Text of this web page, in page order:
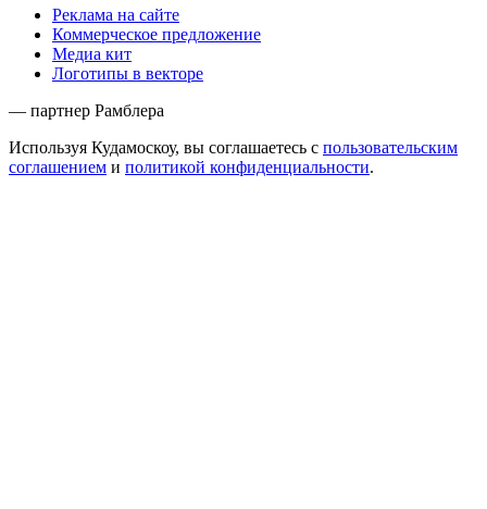
Реклама на сайте
Коммерческое предложение
Медиа кит
Логотипы в векторе
— партнер Рамблера
Используя Кудамоскоу, вы соглашаетесь с пользовательским
соглашением и политикой конфиденциальности.